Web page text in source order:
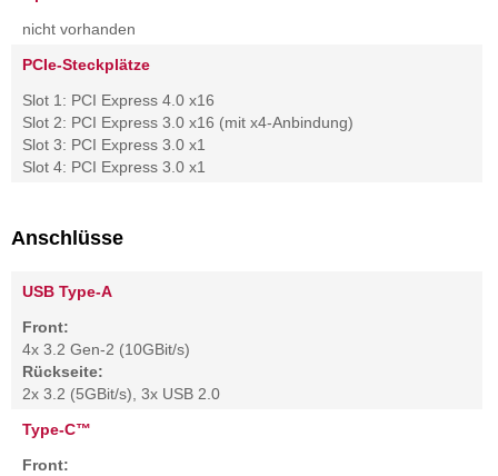
nicht vorhanden
PCIe-Steckplätze
Slot 1: PCI Express 4.0 x16
Slot 2: PCI Express 3.0 x16 (mit x4-Anbindung)
Slot 3: PCI Express 3.0 x1
Slot 4: PCI Express 3.0 x1
Anschlüsse
USB Type-A
Front:
4x 3.2 Gen-2 (10GBit/s)
Rückseite:
2x 3.2 (5GBit/s), 3x USB 2.0
Type-C™
Front: